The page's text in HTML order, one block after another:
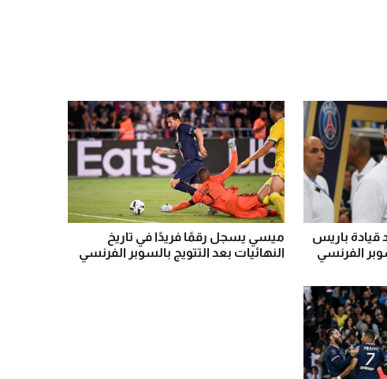
قيادة باريس
الفرنسي
ميسي يسجل رقمًا فريدًا في تاريخ
النهائيات بعد التتويج بالسوبر الفرنسي